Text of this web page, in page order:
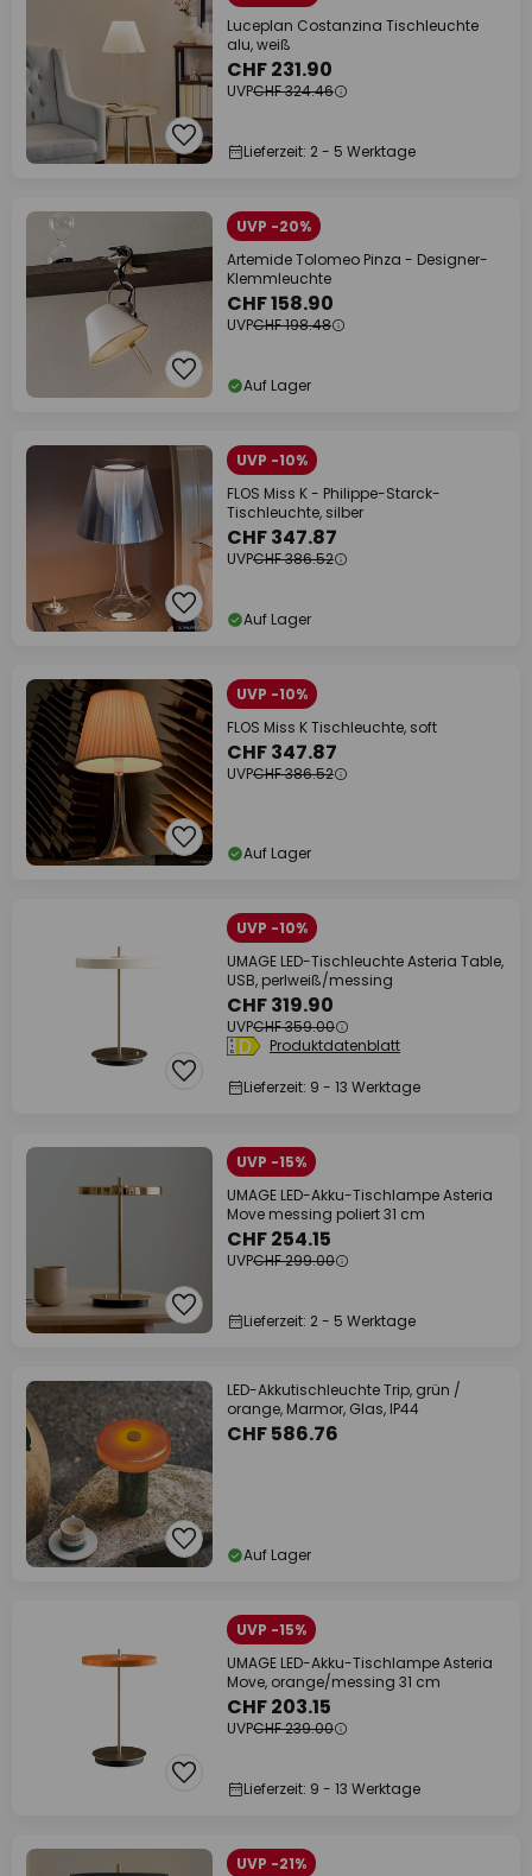
Luceplan Costanzina Tischleuchte
alu, weiß
CHF 231.90
UVPCHF 324.46
Lieferzeit: 2 - 5 Werktage
UVP -20%
Artemide Tolomeo Pinza - Designer-
Klemmleuchte
CHF 158.90
UVPCHF 198.48
Auf Lager
UVP -10%
FLOS Miss K - Philippe-Starck-
Tischleuchte, silber
CHF 347.87
UVPCHF 386.52
Auf Lager
UVP -10%
FLOS Miss K Tischleuchte, soft
CHF 347.87
UVPCHF 386.52
Auf Lager
UVP -10%
UMAGE LED-Tischleuchte Asteria Table,
USB, perlweiß/messing
CHF 319.90
UVPCHF 359.00
Produktdatenblatt
Lieferzeit: 9 - 13 Werktage
UVP -15%
UMAGE LED-Akku-Tischlampe Asteria
Move messing poliert 31 cm
CHF 254.15
UVPCHF 299.00
Lieferzeit: 2 - 5 Werktage
LED-Akkutischleuchte Trip, grün /
orange, Marmor, Glas, IP44
CHF 586.76
Auf Lager
UVP -15%
UMAGE LED-Akku-Tischlampe Asteria
Move, orange/messing 31 cm
CHF 203.15
UVPCHF 239.00
Lieferzeit: 9 - 13 Werktage
UVP -21%